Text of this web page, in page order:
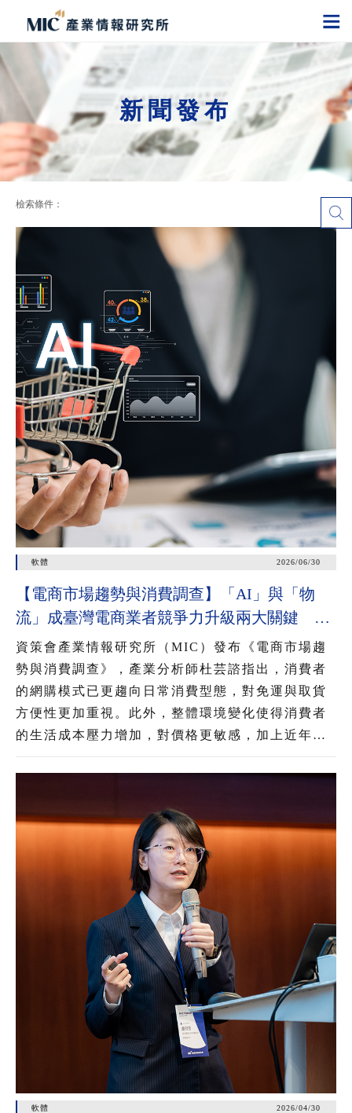
新聞發布
檢索條件：
軟體 2026/06/30
【電商市場趨勢與消費調查】「AI」與「物
流」成臺灣電商業者競爭力升級兩大關鍵 近
七成消費者期待AI比價功能，七成五到貨首選
超取
資策會產業情報研究所（MIC）發布《電商市場趨
勢與消費調查》，產業分析師杜芸諮指出，消費者
的網購模式已更趨向日常消費型態，對免運與取貨
方便性更加重視。此外，整體環境變化使得消費者
的生活成本壓力增加，對價格更敏感，加上近年境
商業者的巨大壓力。綜覽電商產業發展與臺灣消費
競爭力升級的兩大關鍵。
軟體 2026/04/30